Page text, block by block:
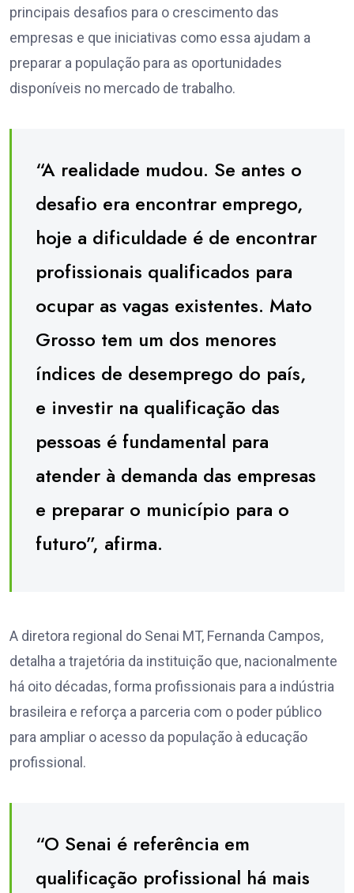
principais desafios para o crescimento das
empresas e que iniciativas como essa ajudam a
preparar a população para as oportunidades
disponíveis no mercado de trabalho.
“A realidade mudou. Se antes o
desafio era encontrar emprego,
hoje a dificuldade é de encontrar
profissionais qualificados para
ocupar as vagas existentes. Mato
Grosso tem um dos menores
índices de desemprego do país,
e investir na qualificação das
pessoas é fundamental para
atender à demanda das empresas
e preparar o município para o
futuro”, afirma.
A diretora regional do Senai MT, Fernanda Campos,
detalha a trajetória da instituição que, nacionalmente
há oito décadas, forma profissionais para a indústria
brasileira e reforça a parceria com o poder público
para ampliar o acesso da população à educação
profissional.
“O Senai é referência em
qualificação profissional há mais